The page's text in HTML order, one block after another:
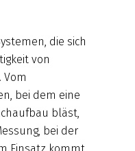
die sich
von
bei dem eine
bläst,
bei der